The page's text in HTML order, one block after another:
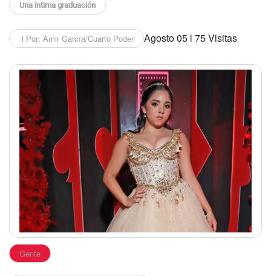
Una íntima graduación
l Por: Amir García/Cuarto Poder Agosto 05 l 75 Visitas
Gente